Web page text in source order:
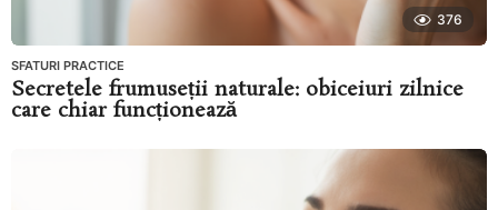
376
SFATURI PRACTICE
Secretele frumuseții naturale: obiceiuri zilnice
care chiar funcționează